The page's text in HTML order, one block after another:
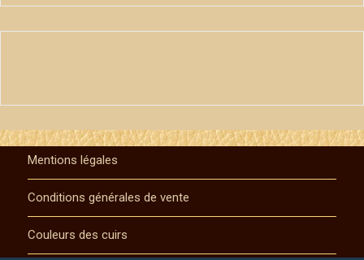
Mentions légales
Conditions générales de vente
Couleurs des cuirs